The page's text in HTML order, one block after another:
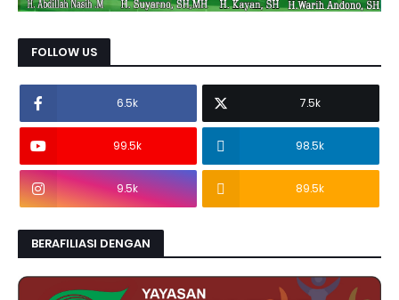
FOLLOW US
6.5k 7.5k
99.5k 98.5k
9.5k 89.5k
BERAFILIASI DENGAN